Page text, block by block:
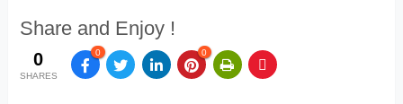
Share and Enjoy !
0
SHARES
0 0